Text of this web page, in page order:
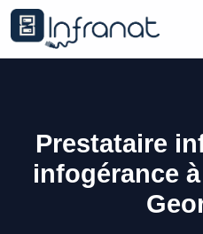
Prestataire
infogérance